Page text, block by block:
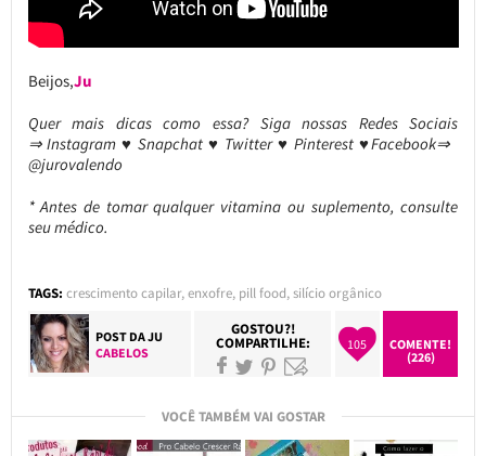
Beijos,Ju
Quer mais dicas como essa? Siga nossas Redes Sociais
⇒ Instagram ♥ Snapchat ♥ Twitter ♥ Pinterest ♥Facebook⇒
@jurovalendo
* Antes de tomar qualquer vitamina ou suplemento, consulte
seu médico.
TAGS: crescimento capilar,enxofre, pill food,silício orgânico
POST DAJU
CABELOS
GOSTOU?!
COMPARTILHE: 105
COMENTE!
(226)
VOCÊ TAMBÉM VAI GOSTAR